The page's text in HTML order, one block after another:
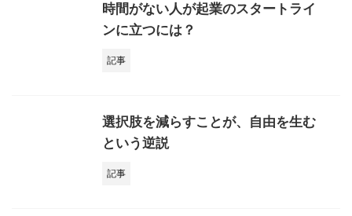
時間がない人が起業のスタートライ
ンに立つには？
記事
選択肢を減らすことが、自由を生む
という逆説
記事